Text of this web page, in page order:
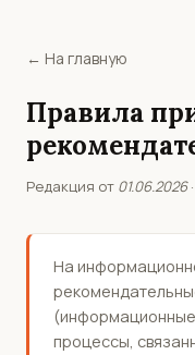
← На главную
Правила
Редакция от 01.06.2026
На
процессы,